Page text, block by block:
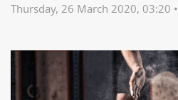
Thursday, 26 March 2020, 03:20